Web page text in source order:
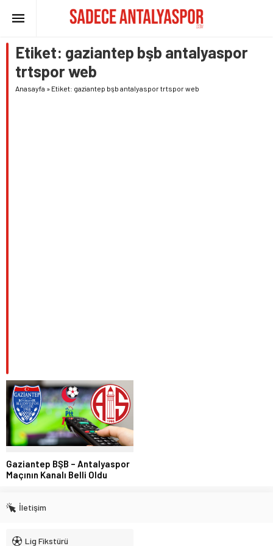
Etiket: gaziantep bşb antalyaspor
trtspor web
Anasayfa » Etiket: gaziantep bşb antalyaspor trtspor web
Gaziantep BŞB – Antalyaspor
Maçının Kanalı Belli Oldu
İletişim
Lig Fikstürü